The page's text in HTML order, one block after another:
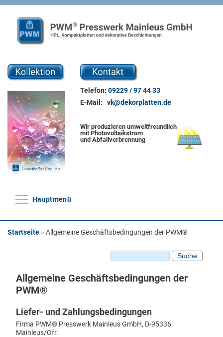
Telefon: 09229 / 97 44 33
E-Mail: vk@dekorplatten.de
Wir produzieren umweltfreundlich
mit Photovoltaikstrom
und Abfallverbrennung
Hauptmenü
Hauptmenü
Plattenmaterial
Schichtstoffplatten
HPL beschichtete MDF Platten
Dekorkollektion
Oberflächenstrukturen
Sie sind hier
Startseite » Allgemeine Geschäftsbedingungen der PWM®
Suchformular
Suche
Allgemeine Geschäftsbedingungen der
PWM®
Liefer- und Zahlungsbedingungen
Firma PWM® Presswerk Mainleus GmbH, D-95336
Mainleus/Ofr.